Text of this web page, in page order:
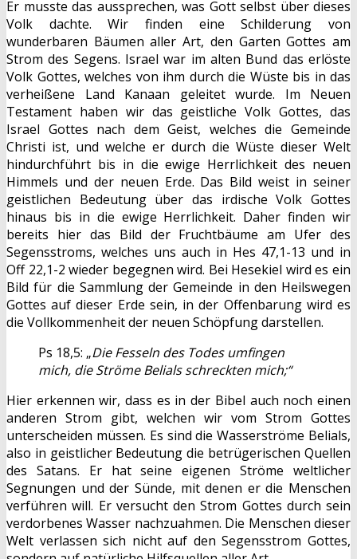
Er musste das aussprechen, was Gott selbst über dieses
Volk dachte. Wir finden eine Schilderung von
wunderbaren Bäumen aller Art, den Garten Gottes am
Strom des Segens. Israel war im alten Bund das erlöste
Volk Gottes, welches von ihm durch die Wüste bis in das
verheißene Land Kanaan geleitet wurde. Im Neuen
Testament haben wir das geistliche Volk Gottes, das
Israel Gottes nach dem Geist, welches die Gemeinde
Christi ist, und welche er durch die Wüste dieser Welt
hindurchführt bis in die ewige Herrlichkeit des neuen
Himmels und der neuen Erde. Das Bild weist in seiner
geistlichen Bedeutung über das irdische Volk Gottes
hinaus bis in die ewige Herrlichkeit. Daher finden wir
bereits hier das Bild der Fruchtbäume am Ufer des
Segensstroms, welches uns auch in Hes 47,1-13 und in
Off 22,1-2 wieder begegnen wird. Bei Hesekiel wird es ein
Bild für die Sammlung der Gemeinde in den Heilswegen
Gottes auf dieser Erde sein, in der Offenbarung wird es
die Vollkommenheit der neuen Schöpfung darstellen.
Ps 18,5: „Die Fesseln des Todes umfingen
mich, die Ströme Belials schreckten mich;“
Hier erkennen wir, dass es in der Bibel auch noch einen
anderen Strom gibt, welchen wir vom Strom Gottes
unterscheiden müssen. Es sind die Wasserströme Belials,
also in geistlicher Bedeutung die betrügerischen Quellen
des Satans. Er hat seine eigenen Ströme weltlicher
Segnungen und der Sünde, mit denen er die Menschen
verführen will. Er versucht den Strom Gottes durch sein
verdorbenes Wasser nachzuahmen. Die Menschen dieser
Welt verlassen sich nicht auf den Segensstrom Gottes,